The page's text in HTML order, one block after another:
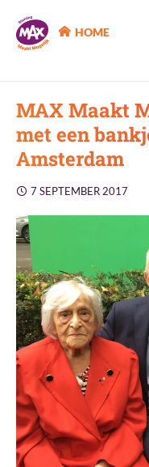
MAX Maakt
HOME
MAX Maakt
met een
Amsterdam
7 SEPTEMBER 2017